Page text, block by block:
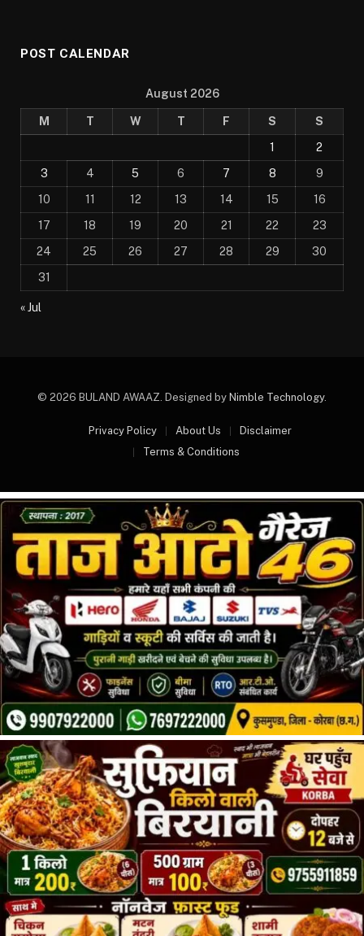
POST CALENDAR
August 2026
M T W T F S
S
1
2
3
4 5 6 7 8
9
10
11 12 13 14 15
16
17
18 19 20 21 22
23
24
25 26 27 28 29
30
31
« Jul
© 2026 BULAND AWAAZ. Designed by Nimble Technology.
Privacy Policy About Us
Disclaimer
Terms & Conditions